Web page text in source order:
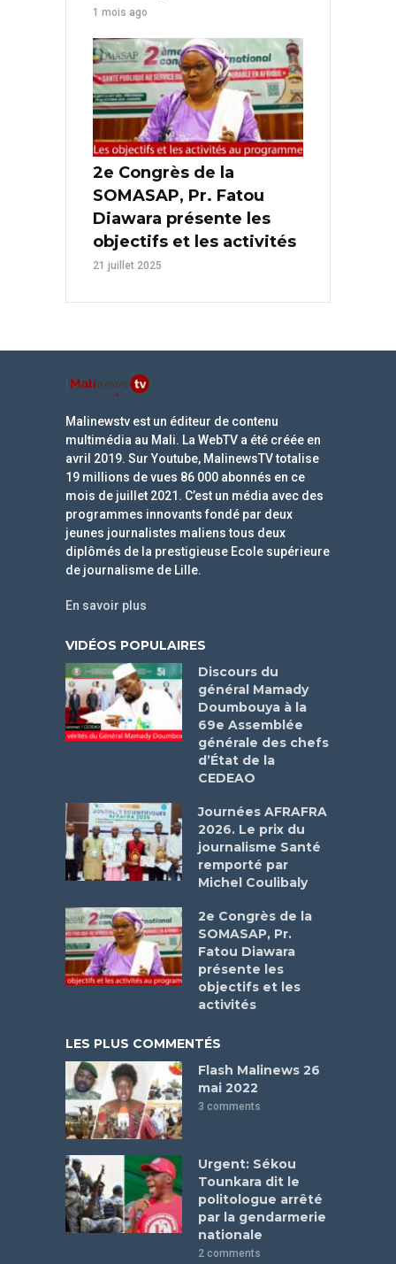
1 mois ago
2e Congrès de la
SOMASAP, Pr. Fatou
Diawara présente les
objectifs et les activités
21 juillet 2025
Malinewstv est un éditeur de contenu
multimédia au Mali. La WebTV a été créée en
avril 2019. Sur Youtube, MalinewsTV totalise
19 millions de vues 86 000 abonnés en ce
mois de juillet 2021. C’est un média avec des
programmes innovants fondé par deux
jeunes journalistes maliens tous deux
diplômés de la prestigieuse Ecole supérieure
de journalisme de Lille.
En savoir plus
VIDÉOS POPULAIRES
Discours du
général Mamady
Doumbouya à la
69e Assemblée
générale des chefs
d’État de la
CEDEAO
Journées AFRAFRA
2026. Le prix du
journalisme Santé
remporté par
Michel Coulibaly
2e Congrès de la
SOMASAP, Pr.
Fatou Diawara
présente les
objectifs et les
activités
LES PLUS COMMENTÉS
Flash Malinews 26
mai 2022
3 comments
Urgent: Sékou
Tounkara dit le
politologue arrêté
par la gendarmerie
nationale
2 comments